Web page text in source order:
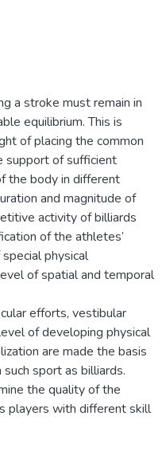
a stroke must remain in
equilibrium. This is
of placing the common
support of sufficient
the body in different
and magnitude of
activity of billiards
of the athletes’
physical
of spatial and temporal
efforts, vestibular
of developing physical
are made the basis
sport as billiards.
the quality of the
players with different skill